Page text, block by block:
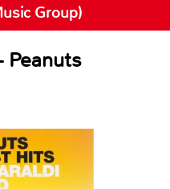
Group)
Peanuts